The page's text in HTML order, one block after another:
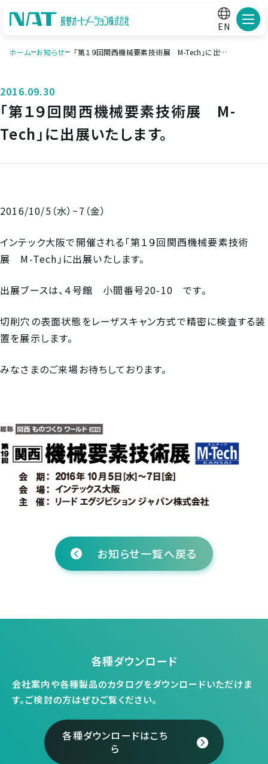
EN メニ
ホーム お知らせ 「第１９回関西機械要素技術展 M-Tech」に出展
2016.09.30
「第１９回関西機械要素技術展 M-
Tech」に出展いたします。
2016/10/5（水）~7（金）
インテック大阪で開催される「第１９回関西機械要素技術
展 M-Tech」に出展いたします。
出展ブースは、４号館 小間番号20-10 です。
切削穴の表面状態をレーザスキャン方式で精密に検査する装
置を展示します。
みなさまのご来場お待ちしております。
お知らせ一覧へ戻る
各種ダウンロード
会社案内や各種製品のカタログをダウンロードいただけま
す。ご検討の方はぜひご覧ください。
各種ダウンロードはこち
ら